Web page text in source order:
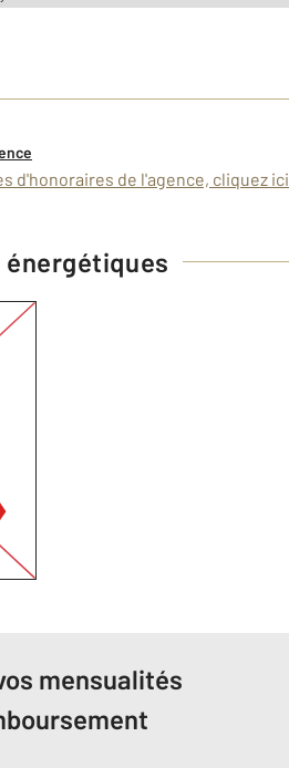
d'honoraires de l'agence, cliquez ici
mensualités